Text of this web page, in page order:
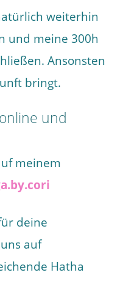
weiterhin
und meine 300h
Ansonsten
bringt.
und
meinem
deine
auf
Hatha